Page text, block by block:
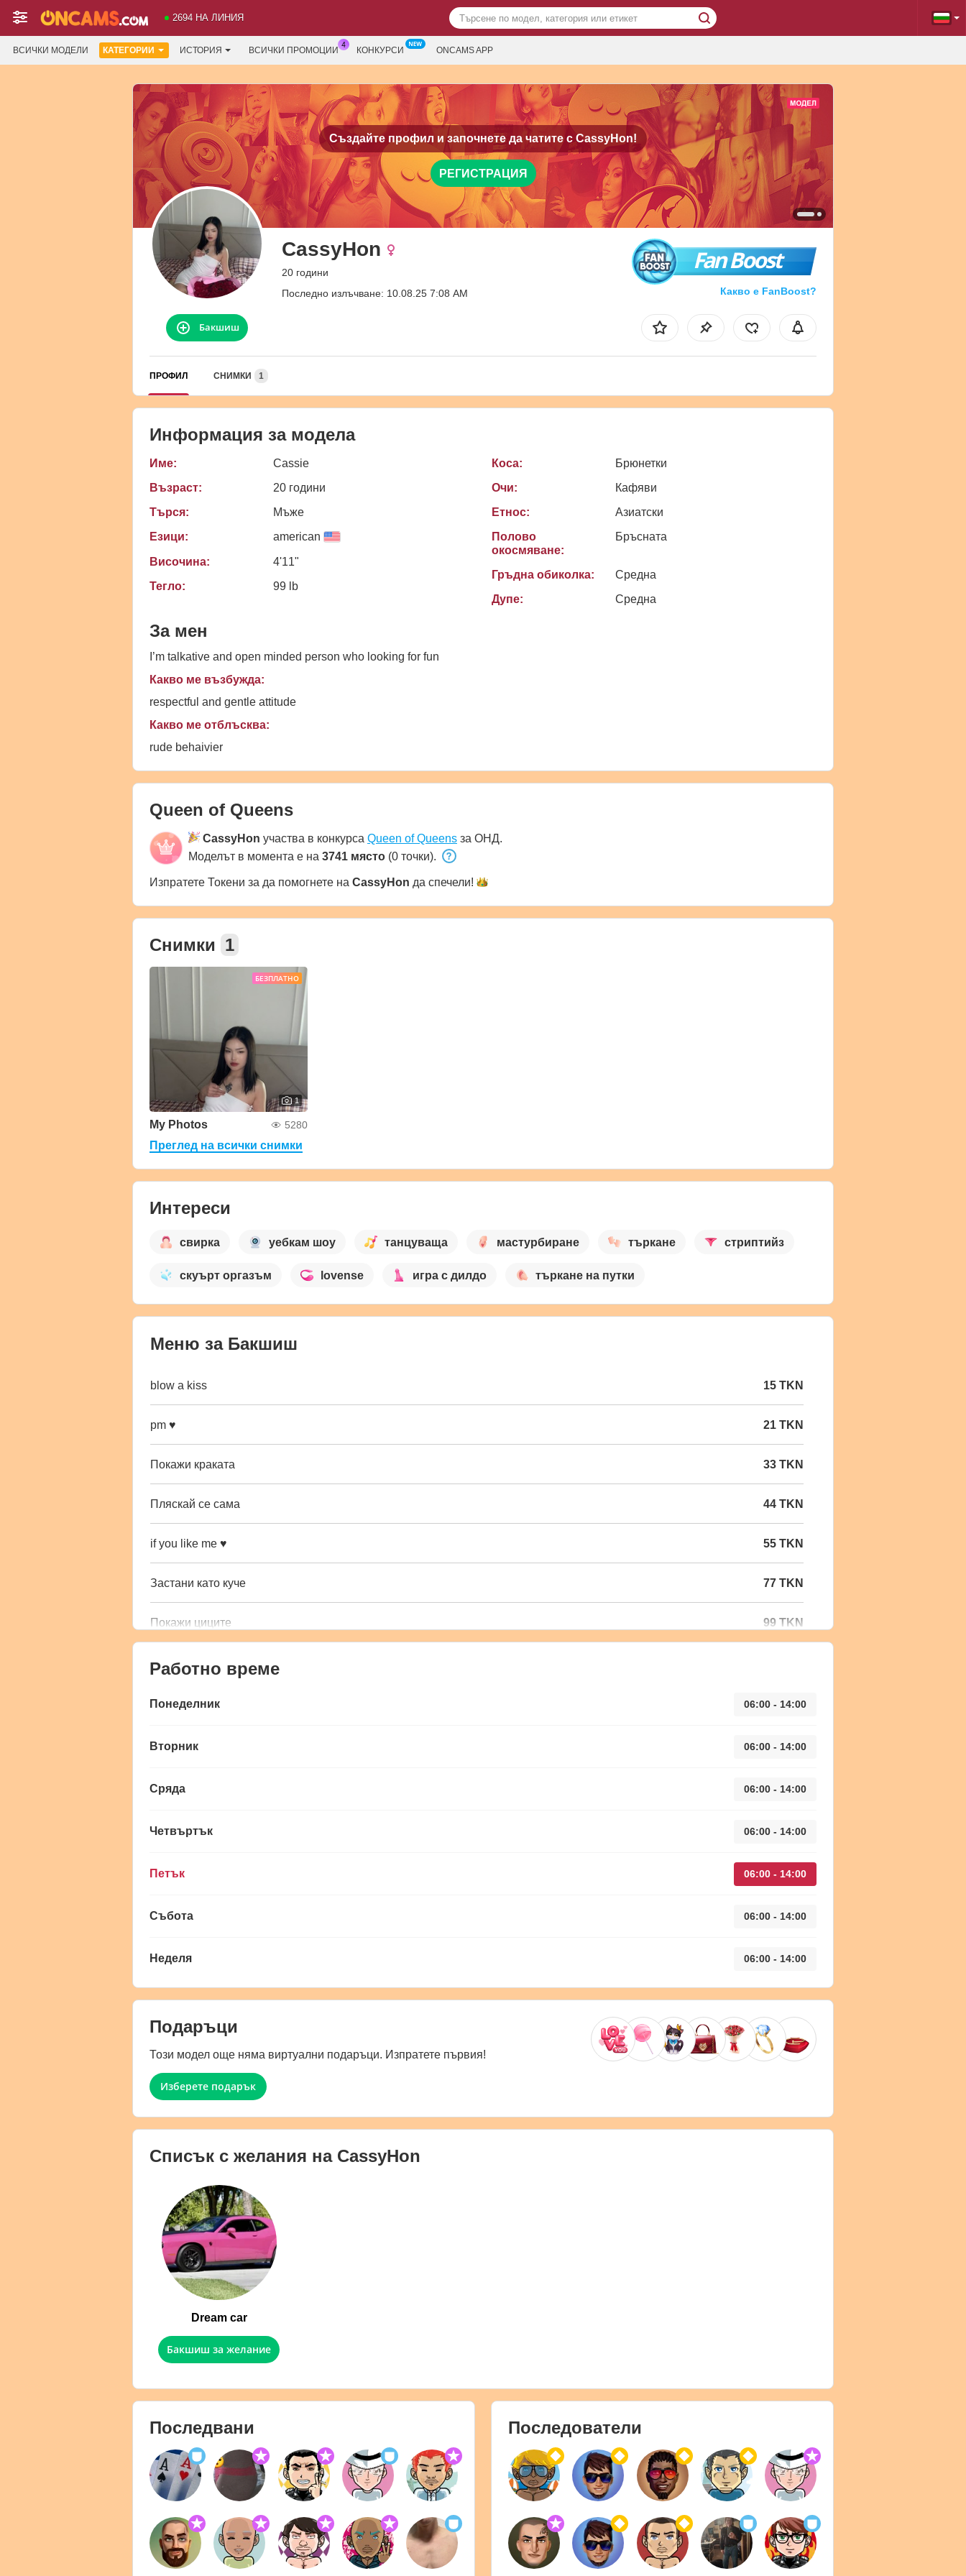
2694 НА ЛИНИЯ
ВСИЧКИ МОДЕЛИ КАТЕГОРИИ ИСТОРИЯ ВСИЧКИ ПРОМОЦИИ КОНКУРСИ ONCAMS APP
Създайте профил и започнете да чатите с CassyHon!
РЕГИСТРАЦИЯ
CassyHon
20 години
Последно излъчване: 10.08.25 7:08 AM
Fan Boost
Какво е FanBoost?
Бакшиш
ПРОФИЛ СНИМКИ 1
Информация за модела
Име:
Cassie
Възраст:
20 години
Търся:
Мъже
Езици:
american
Височина:
4'11"
Тегло:
99 lb
Коса:
Брюнетки
Очи:
Кафяви
Етнос:
Азиатски
Полово
окосмяване:
Бръсната
Гръдна обиколка:
Среднa
Дупе:
Среднa
За мен
I’m talkative and open minded person who looking for fun
Какво ме възбужда:
respectful and gentle attitude
Какво ме отблъсква:
rude behaivier
Queen of Queens
CassyHon участва в конкурса Queen of Queens за ОНД.
Моделът в момента е на 3741 място (0 точки).
Изпратете Токени за да помогнете на CassyHon да спечели!
Снимки 1
БЕЗПЛАТНО
1
My Photos 5280
Преглед на всички снимки
Интереси
свирка уебкам шоу танцуваща мастурбиране търкане стриптийз
скуърт оргазъм lovense игра с дилдо търкане на путки
Меню за Бакшиш
blow a kiss 15 TKN
pm ♥ 21 TKN
Покажи краката 33 TKN
Пляскай се сама 44 TKN
if you like me ♥ 55 TKN
Застани като куче 77 TKN
Покажи циците 99 TKN
Работно време
Понеделник 06:00 - 14:00
Вторник 06:00 - 14:00
Сряда 06:00 - 14:00
Четвъртък 06:00 - 14:00
Петък 06:00 - 14:00
Събота 06:00 - 14:00
Неделя 06:00 - 14:00
Подаръци
Този модел още няма виртуални подаръци. Изпратете първия!
Изберете подарък
Списък с желания на CassyHon
Dream car
Бакшиш за желание
Последвани Последователи